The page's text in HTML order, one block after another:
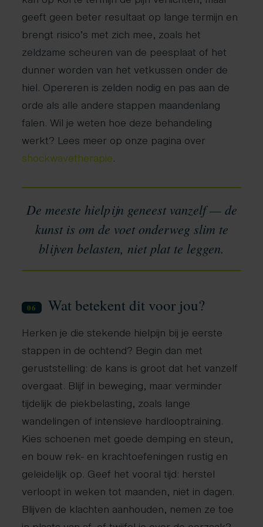
geeft geen beter resultaat op lange termijn en
brengt risico’s met zich mee, zoals het
zeldzame scheuren van de peesplaat of het
dunner worden van het vetkussen onder de
hiel. Opereren is zelden nodig en pas aan de
orde als alle andere stappen maandenlang
falen. Wil je weten hoe deze behandeling
werkt? Lees meer op onze pagina over
shockwavetherapie.
De meeste hielpijn geneest vanzelf — de
kunst is om de voet onderweg slim te
blijven belasten, niet plat te leggen.
06 Wat betekent dit voor jou?
Herken je die stekende hielpijn bij je eerste
stappen in de ochtend? Begin dan met
geruststelling: de kans is groot dat het vanzelf
overgaat. Blijf in beweging, maar verminder
tijdelijk de piekbelasting, zoals lange
wandelingen of intensieve hardlooptraining.
Kies schoenen met goede demping en steun,
en bouw rek- en krachtoefeningen rustig en
geleidelijk op. Geef het vooral tijd: herstel
verloopt in weken tot maanden, niet in dagen.
Blijven de klachten aanhouden, nemen ze toe